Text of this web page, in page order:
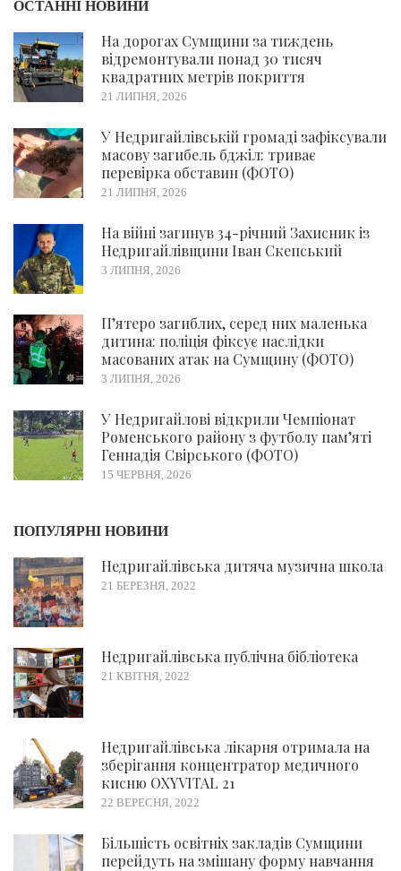
ОСТАННІ НОВИНИ
На дорогах Сумщини за тиждень
відремонтували понад 30 тисяч
квадратних метрів покриття
21 ЛИПНЯ, 2026
У Недригайлівській громаді зафіксували
масову загибель бджіл: триває
перевірка обставин (ФОТО)
21 ЛИПНЯ, 2026
На війні загинув 34-річний Захисник із
Недригайлівщини Іван Скепський
3 ЛИПНЯ, 2026
П’ятеро загиблих, серед них маленька
дитина: поліція фіксує наслідки
масованих атак на Сумщину (ФОТО)
3 ЛИПНЯ, 2026
У Недригайлові відкрили Чемпіонат
Роменського району з футболу пам’яті
Геннадія Свірського (ФОТО)
15 ЧЕРВНЯ, 2026
ПОПУЛЯРНІ НОВИНИ
Недригайлівська дитяча музична школа
21 БЕРЕЗНЯ, 2022
Недригайлівська публічна бібліотека
21 КВІТНЯ, 2022
Недригайлівська лікарня отримала на
зберігання концентратор медичного
кисню OXYVITAL 21
22 ВЕРЕСНЯ, 2022
Більшість освітніх закладів Сумщини
перейдуть на змішану форму навчання